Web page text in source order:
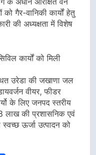
गैर-वानिकी कार्यों हेतु
की अध्यक्षता में विशेष
कार्यों को मिली
उरेडा की जखाणा जल
वीयर, फीडर
के लिए जनपद स्तरीय
लाख की प्रशासनिक एवं
ऊर्जा उत्पादन को